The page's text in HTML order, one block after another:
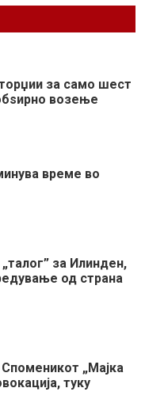
за само шест
возење
време во
за Илинден,
од страна
„Мајка
туку